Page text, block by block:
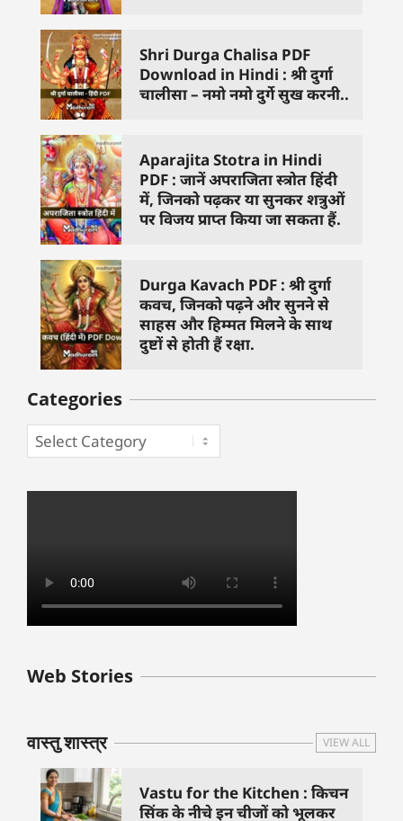
Shri Durga Chalisa PDF
Download in Hindi : श्री दुर्गा
चालीसा – नमो नमो दुर्गे सुख करनी..
Aparajita Stotra in Hindi
PDF : जानें अपराजिता स्त्रोत हिंदी
में, जिनको पढ़कर या सुनकर शत्रुओं
पर विजय प्राप्त किया जा सकता हैं.
Durga Kavach PDF : श्री दुर्गा
कवच, जिनको पढ़ने और सुनने से
साहस और हिम्मत मिलने के साथ
दुष्टों से होती हैं रक्षा.
Categories
Web Stories
बुधवार के उपाय :
जिनसे हो गणेश जी
वास्तु शास्त्र VIEW ALL
Vastu for the Kitchen : किचन
सिंक के नीचे इन चीजों को भूलकर